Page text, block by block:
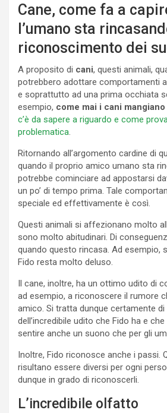
Cane, come fa a
l’umano sta
riconoscimento dei
A proposito di cani, questi animali,
potrebbero adottare comportamenti
e soprattutto ad una prima occhiata
esempio, come mai i cani mangiano
c’è da sapere a riguardo e come
problematica
Ritornando all’argomento cardine di
quando il proprio amico umano sta
potrebbe cominciare ad appostarsi
un po’ di tempo prima. Tale
speciale ed effettivamente è così.
Questi animali si affezionano molto
sono molto abitudinari. Di
quando questo rincasa. Ad esempio,
Fido resta molto deluso.
Il cane, inoltre, ha un ottimo udito di
ad esempio, a riconoscere il rumore
amico. Si tratta dunque certamente di
dell’incredibile udito che Fido ha e
sentire anche un suono che per gli
Inoltre, Fido riconosce anche i passi.
risultano essere diversi per ogni
dunque in grado di riconoscerli.
L’incredibile olfatto